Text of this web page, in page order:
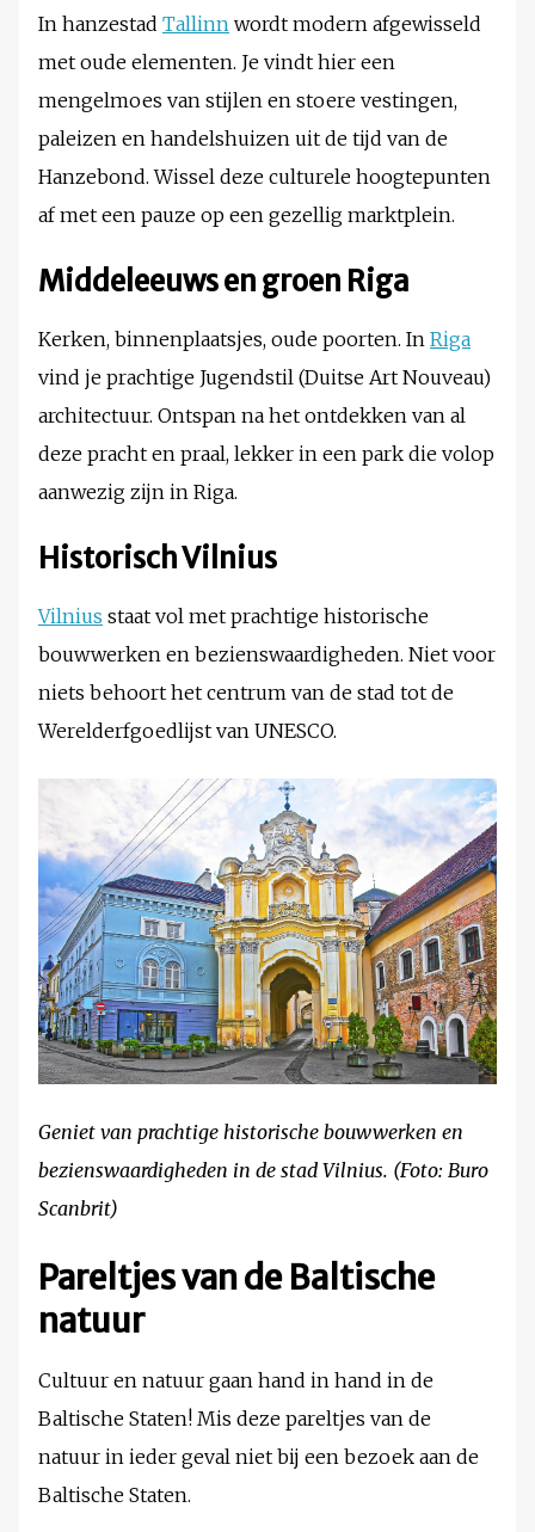
In hanzestad Tallinn wordt modern afgewisseld
met oude elementen. Je vindt hier een
mengelmoes van stijlen en stoere vestingen,
paleizen en handelshuizen uit de tijd van de
Hanzebond. Wissel deze culturele hoogtepunten
af met een pauze op een gezellig marktplein.
Middeleeuws en groen Riga
Kerken, binnenplaatsjes, oude poorten. In Riga
vind je prachtige Jugendstil (Duitse Art Nouveau)
architectuur. Ontspan na het ontdekken van al
deze pracht en praal, lekker in een park die volop
aanwezig zijn in Riga.
Historisch Vilnius
Vilnius staat vol met prachtige historische
bouwwerken en bezienswaardigheden. Niet voor
niets behoort het centrum van de stad tot de
Werelderfgoedlijst van UNESCO.
Geniet van prachtige historische bouwwerken en
bezienswaardigheden in de stad Vilnius. (Foto: Buro
Scanbrit)
Pareltjes van de Baltische
natuur
Cultuur en natuur gaan hand in hand in de
Baltische Staten! Mis deze pareltjes van de
natuur in ieder geval niet bij een bezoek aan de
Baltische Staten.